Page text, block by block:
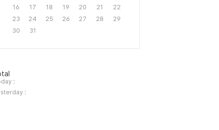
16
17 18 19 20 21
22
23
24 25 26 27 28
29
30
31
:
: